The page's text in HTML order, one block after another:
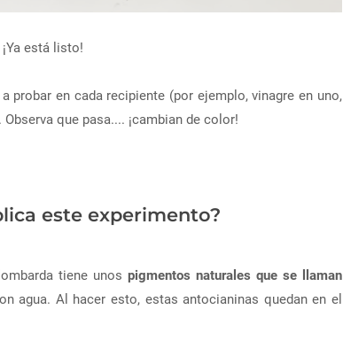
está listo!
probar en cada recipiente (por ejemplo, vinagre en uno,
que pasa.... ¡cambian de color!
este experimento?
tiene unospigmentos naturales que se llaman
agua. Al hacer esto, estas antocianinas quedan en el